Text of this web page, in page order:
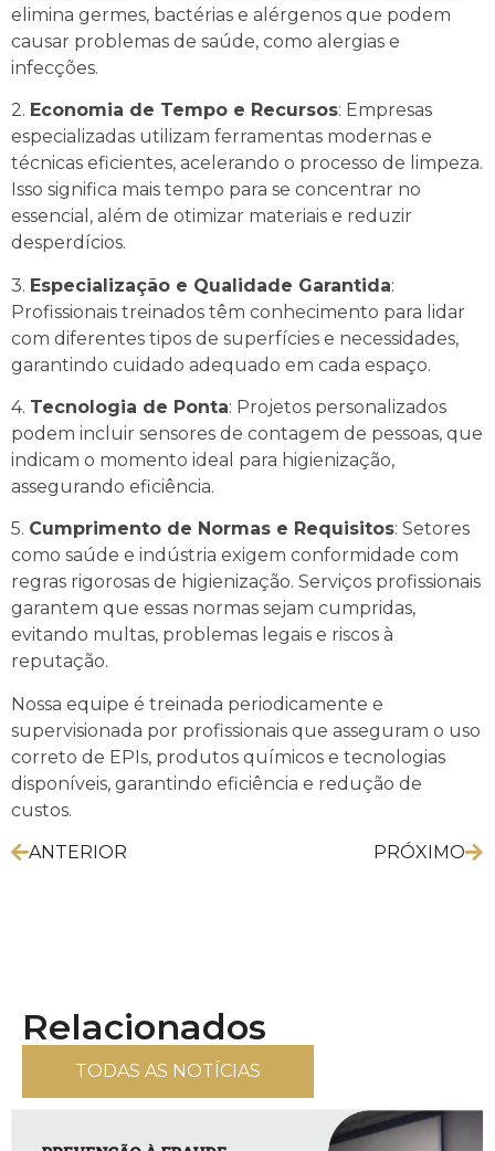
elimina germes, bactérias e alérgenos que podem
causar problemas de saúde, como alergias e
infecções.
2. Economia de Tempo e Recursos: Empresas
especializadas utilizam ferramentas modernas e
técnicas eficientes, acelerando o processo de limpeza.
Isso significa mais tempo para se concentrar no
essencial, além de otimizar materiais e reduzir
desperdícios.
3. Especialização e Qualidade Garantida:
Profissionais treinados têm conhecimento para lidar
com diferentes tipos de superfícies e necessidades,
garantindo cuidado adequado em cada espaço.
4. Tecnologia de Ponta: Projetos personalizados
podem incluir sensores de contagem de pessoas, que
indicam o momento ideal para higienização,
assegurando eficiência.
5. Cumprimento de Normas e Requisitos: Setores
como saúde e indústria exigem conformidade com
regras rigorosas de higienização. Serviços profissionais
garantem que essas normas sejam cumpridas,
evitando multas, problemas legais e riscos à
reputação.
Nossa equipe é treinada periodicamente e
supervisionada por profissionais que asseguram o uso
correto de EPIs, produtos químicos e tecnologias
disponíveis, garantindo eficiência e redução de
custos.
ANTERIOR PRÓXIMO
Relacionados
TODAS AS NOTÍCIAS